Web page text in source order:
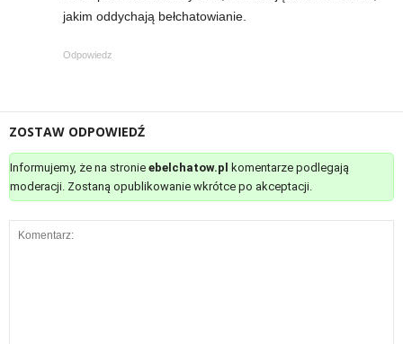
jakim oddychają bełchatowianie.
Odpowiedz
ZOSTAW ODPOWIEDŹ
Informujemy, że na stronie ebelchatow.pl
komentarze podlegają
moderacji. Zostaną opublikowanie wkrótce po akceptacji.